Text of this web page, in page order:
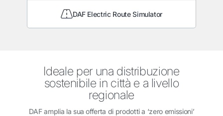
DAF Electric Route Simulator
Ideale per una distribuzione
sostenibile in città e a livello
regionale
DAF amplia la sua offerta di prodotti a ‘zero emissioni’